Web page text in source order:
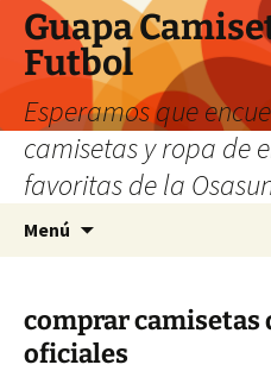
Guapa
Futbol
Esperamos que
camisetas y ropa de
favoritas de la
Menú
comprar camisetas
oficiales